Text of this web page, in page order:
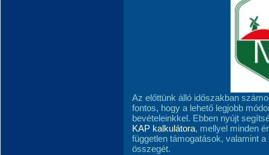
Az előttünk álló időszakban
fontos, hogy a lehető legjobb
bevételeinkkel. Ebben nyújt
KAP kalkulátora, mellyel minden
független támogatások, valamint
összegét.